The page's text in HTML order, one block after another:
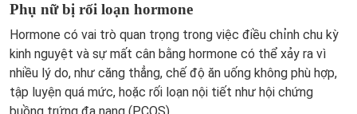
Phụ nữ bị rối loạn hormone
Hormone có vai trò quan trọng trong việc điều chỉnh chu kỳ
kinh nguyệt và sự mất cân bằng hormone có thể xảy ra vì
nhiều lý do, như căng thẳng, chế độ ăn uống không phù hợp,
tập luyện quá mức, hoặc rối loạn nội tiết như hội chứng